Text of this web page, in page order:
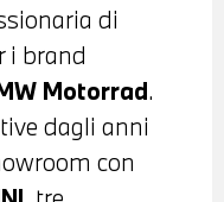
di
i brand
Motorrad.
dagli anni
con